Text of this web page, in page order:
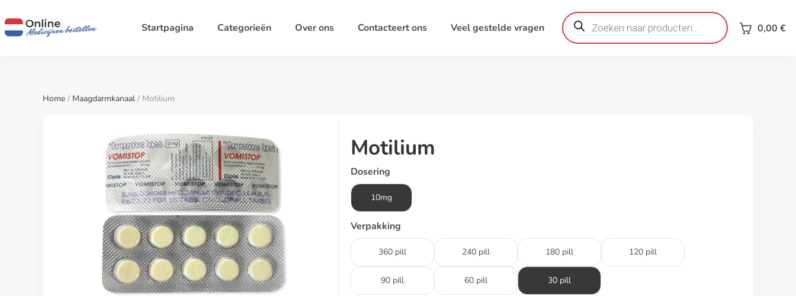
Startpagina Categorieën Over ons Contacteert ons Veel gestelde vragen
Producten
zoeken 0,00 €
Home / Maagdarmkanaal / Motilium
Motilium
Dosering
10mg
Verpakking
360 pill 240 pill 180 pill 120 pill
90 pill 60 pill 30 pill